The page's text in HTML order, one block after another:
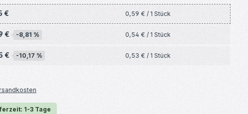
€ 0,59 € / 1 Stück
€ -8,81 % 0,54 € / 1 Stück
€ -10,17 % 0,53 € / 1 Stück
1-3 Tage